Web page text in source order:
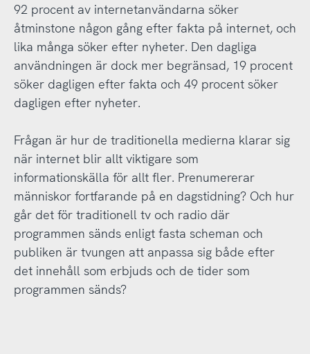
92 procent av internetanvändarna söker
åtminstone någon gång efter fakta på internet, och
lika många söker efter nyheter. Den dagliga
användningen är dock mer begränsad, 19 procent
söker dagligen efter fakta och 49 procent söker
dagligen efter nyheter.
Frågan är hur de traditionella medierna klarar sig
när internet blir allt viktigare som
informationskälla för allt fler. Prenumererar
människor fortfarande på en dagstidning? Och hur
går det för traditionell tv och radio där
programmen sänds enligt fasta scheman och
publiken är tvungen att anpassa sig både efter
det innehåll som erbjuds och de tider som
programmen sänds?